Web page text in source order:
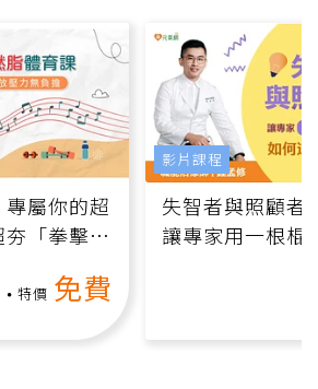
專屬你的超
「拳擊有
特價 免費
失智者與照顧者
讓專家用一根棍
影片課程